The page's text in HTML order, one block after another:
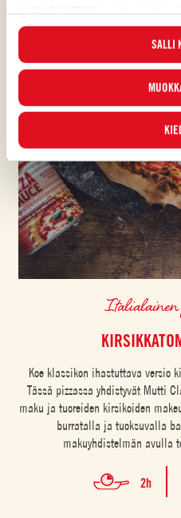
analyyttiset ja profilointievästeet.
evästeet hyväksyt, ja katsella
painikkeesta. Lisätietoja varten
SALLI
Italialainen
Koe klassikon ihastuttava versio
Tässä pizzassa yhdistyvät Mutti
maku ja tuoreiden kirsikoiden
burratalla ja tuoksuvalla
makuyhdistelmän avulla
2h